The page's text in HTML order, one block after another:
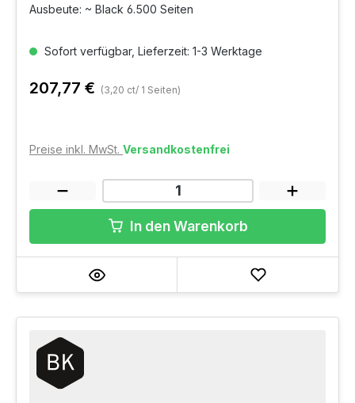
Ausbeute: ~ Black 6.500 Seiten
Sofort verfügbar, Lieferzeit: 1-3 Werktage
207,77 € (3,20 ct/ 1 Seiten)
Preise inkl. MwSt. Versandkostenfrei
In den Warenkorb